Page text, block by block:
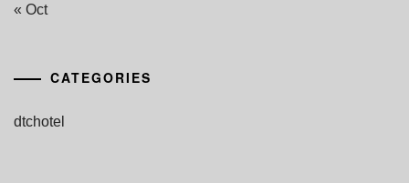
« Oct
CATEGORIES
dtchotel